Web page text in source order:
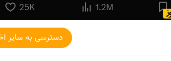
دسترسی به سایر